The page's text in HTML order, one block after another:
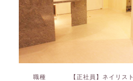
職種 【正社員】ネイリスト